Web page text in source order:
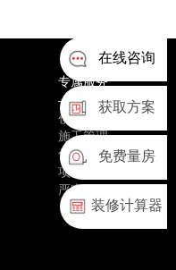
在线咨询
获取方案
免费量房
装修计算器
专属服务
创新工艺
施工管理
优质选材
项目团队
严密验收